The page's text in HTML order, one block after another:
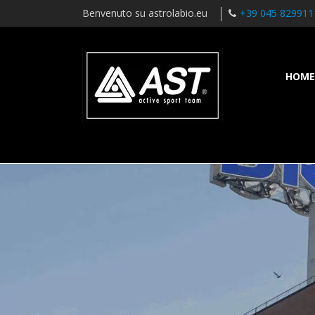
Benvenuto su astrolabio.eu +39 045
HOME